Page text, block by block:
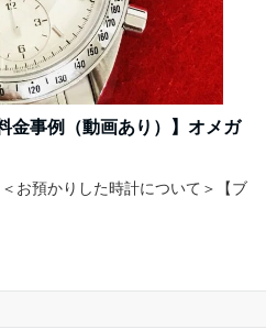
金事例（動画あり）】オメガ
お預かりした時計について＞【ブ